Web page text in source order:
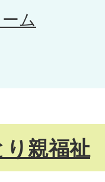
ム
り親福祉